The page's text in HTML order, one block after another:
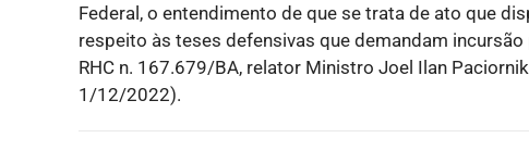
Federal, o entendimento de que se trata de ato que
respeito às teses defensivas que demandam
RHC n. 167.679/BA, relator Ministro Joel Ilan
1/12/2022).